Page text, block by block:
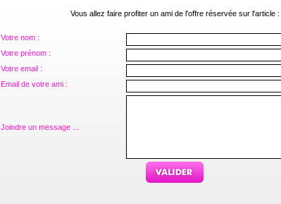
Vous allez faire profiter un ami de l'offre réservée sur l'article :
Votre nom :
Votre prénom :
Votre email :
Email de votre ami :
Joindre un message ...